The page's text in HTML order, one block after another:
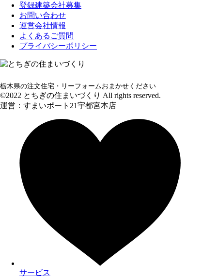
登録建築会社募集
お問い合わせ
運営会社情報
よくあるご質問
プライバシーポリシー
栃木県の注文住宅・リーフォームおまかせください
©2022 とちぎの住まいづくり All rights reserved.
運営：すまいポート21宇都宮本店
サービス